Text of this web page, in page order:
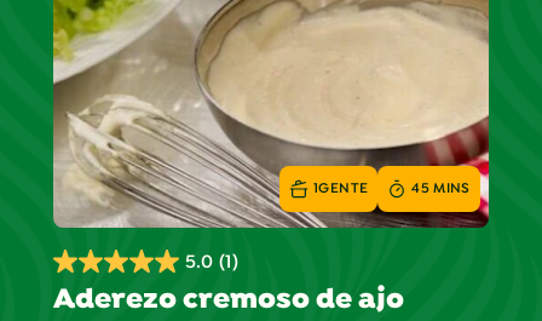
5.0 (1)
5.0
de
Aderezo cremoso de ajo
1GENTE 45 MINS